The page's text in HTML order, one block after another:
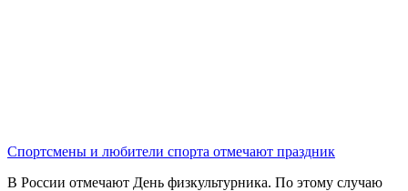
Спортсмены и любители спорта отмечают праздник
В России отмечают День физкультурника. По этому случаю